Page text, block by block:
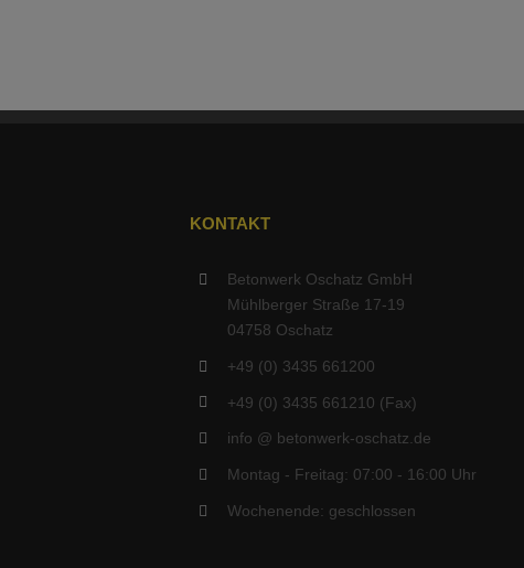
KONTAKT
Betonwerk Oschatz GmbH
Mühlberger Straße 17-19
04758 Oschatz
+49 (0) 3435 661200
+49 (0) 3435 661210 (Fax)
info @ betonwerk-oschatz.de
Montag - Freitag: 07:00 - 16:00 Uhr
Wochenende: geschlossen